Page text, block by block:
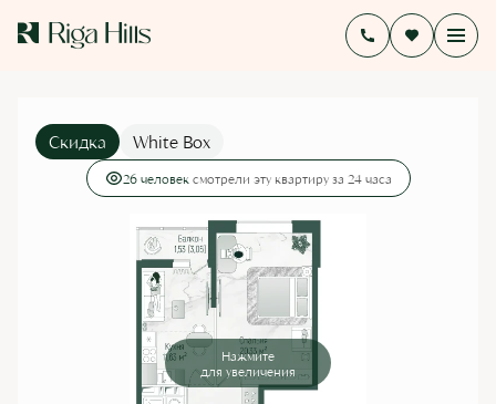
1-комнатная44.2 м 17 074 568 руб.
14 077 981 руб.
Ипотека от 95 391 руб./мес.
Скидка White Box
26 человек смотрели эту квартиру за 24 часа
Нажмите
для увеличения